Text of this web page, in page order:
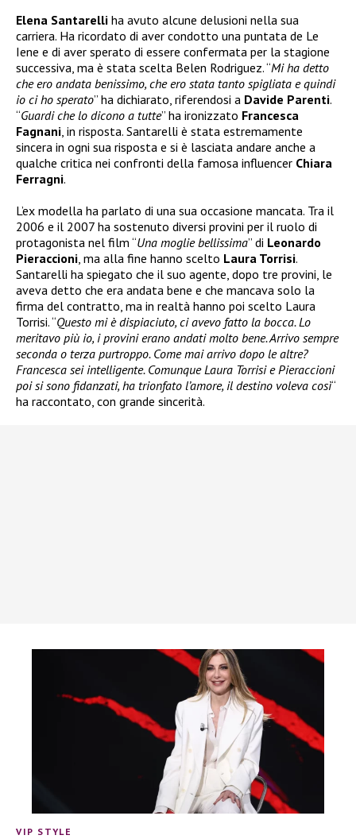
Elena Santarelli ha avuto alcune delusioni nella sua
carriera. Ha ricordato di aver condotto una puntata de Le
Iene e di aver sperato di essere confermata per la stagione
successiva, ma è stata scelta Belen Rodriguez. “Mi ha detto
che ero andata benissimo, che ero stata tanto spigliata e quindi
io ci ho sperato” ha dichiarato, riferendosi a Davide Parenti.
“Guardi che lo dicono a tutte” ha ironizzato Francesca
Fagnani , in risposta. Santarelli è stata estremamente
sincera in ogni sua risposta e si è lasciata andare anche a
qualche critica nei confronti della famosa influencer Chiara
Ferragni.
L’ex modella ha parlato di una sua occasione mancata. Tra il
2006 e il 2007 ha sostenuto diversi provini per il ruolo di
protagonista nel film “Una moglie bellissima” di Leonardo
Pieraccioni , ma alla fine hanno scelto Laura Torrisi.
Santarelli ha spiegato che il suo agente, dopo tre provini, le
aveva detto che era andata bene e che mancava solo la
firma del contratto, ma in realtà hanno poi scelto Laura
Torrisi. “Questo mi è dispiaciuto, ci avevo fatto la bocca. Lo
meritavo più io, i provini erano andati molto bene. Arrivo sempre
seconda o terza purtroppo. Come mai arrivo dopo le altre?
Francesca sei intelligente. Comunque Laura Torrisi e Pieraccioni
poi si sono fidanzati, ha trionfato l’amore, il destino voleva così“
ha raccontato, con grande sincerità.
VIP STYLE